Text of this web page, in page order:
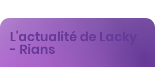
L'actualité de Lacky
- Rians